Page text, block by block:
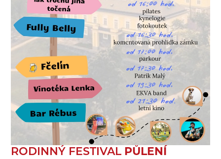
RODINNÝ FESTIVAL PŮLENÍ